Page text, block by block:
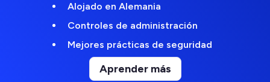
Alojado en Alemania
Controles de administración
Mejores prácticas de seguridad
Aprender más